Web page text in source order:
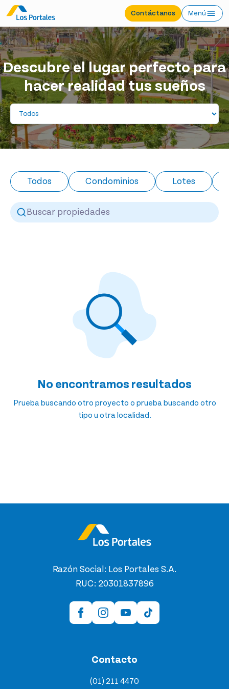
Contáctanos Menú
Descubre el lugar perfecto para
hacer realidad tus sueños
Todos Condominios Lotes
No encontramos resultados
Prueba buscando otro proyecto o prueba buscando otro
tipo u otra localidad.
Razón Social: Los Portales S.A.
RUC: 20301837896
Contacto
(01) 211 4470